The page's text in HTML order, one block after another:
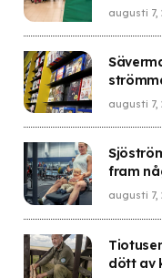
augusti 7,
augusti 7,
fram
augusti 7,
dött av